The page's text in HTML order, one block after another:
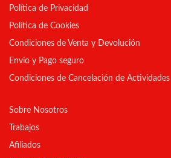
Política de Privacidad
Política de Cookies
Condiciones de Venta y Devolución
Envío y Pago seguro
Condiciones de Cancelación de Actividades
Sobre Nosotros
Trabajos
Afiliados